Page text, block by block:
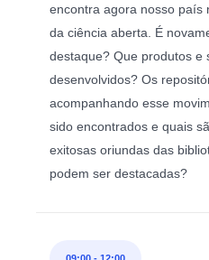
encontra agora nosso país
da ciência aberta. É
destaque? Que produtos e
desenvolvidos? Os
acompanhando esse
sido encontrados e quais
exitosas oriundas das
podem ser destacadas?